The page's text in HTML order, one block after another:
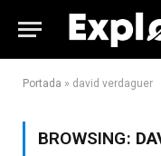
Portada » david verdaguer
BROWSING: